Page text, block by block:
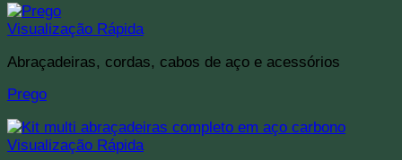
Visualização Rápida
Abraçadeiras, cordas, cabos de aço e acessórios
Prego
Visualização Rápida